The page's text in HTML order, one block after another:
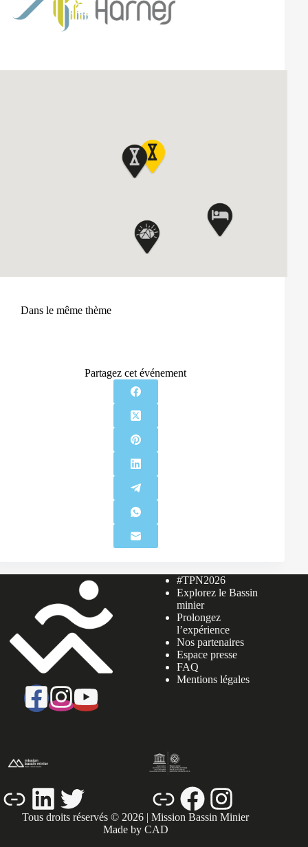
Dans le même thème
Partagez cet événement
#TPN2026
Explorez le Bassin
minier
Prolongez
l’expérience
Nos partenaires
Espace presse
FAQ
Mentions légales
LienLinkedIn
Twitter LienFacebook
Instagram
Tous droits réservés © 2026 | Mission Bassin Minier
Made by CAD